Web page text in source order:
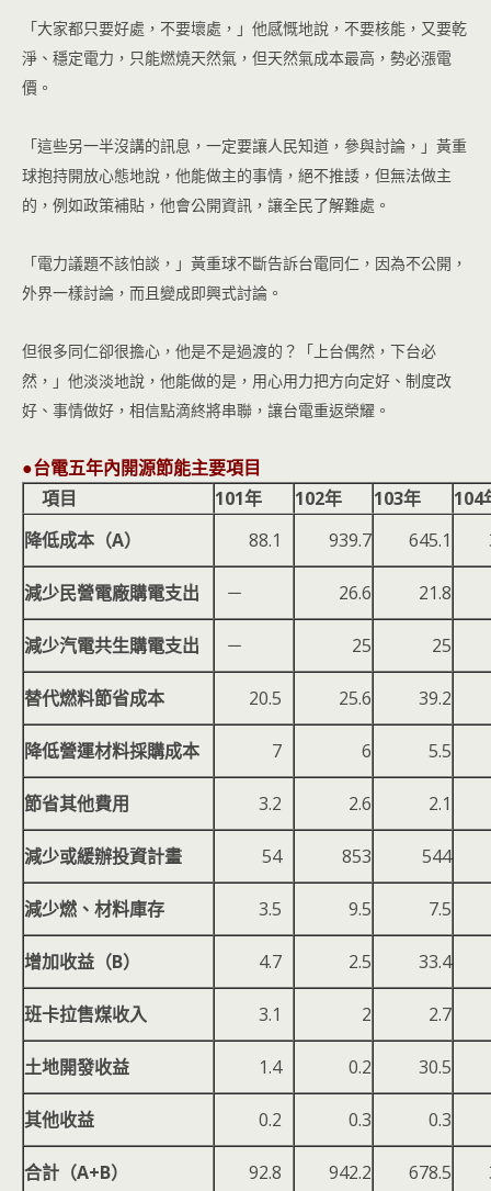
「大家都只要好處，不要壞處，」他感慨地說，不要核能，又要乾
淨、穩定電力，只能燃燒天然氣，但天然氣成本最高，勢必漲電
價。
「這些另一半沒講的訊息，一定要讓人民知道，參與討論，」黃重
球抱持開放心態地說，他能做主的事情，絕不推諉，但無法做主
的，例如政策補貼，他會公開資訊，讓全民了解難處。
「電力議題不該怕談，」黃重球不斷告訴台電同仁，因為不公開，
外界一樣討論，而且變成即興式討論。
但很多同仁卻很擔心，他是不是過渡的？「上台偶然，下台必
然，」他淡淡地說，他能做的是，用心用力把方向定好、制度改
好、事情做好，相信點滴終將串聯，讓台電重返榮耀。
●台電五年內開源節能主要項目
項目
101年 102年 103年
104
降低成本（A）
88.1 939.7 645.1
減少民營電廠購電支出 － 26.6 21.8
減少汽電共生購電支出 － 25 25
替代燃料節省成本 20.5 25.6 39.2
降低營運材料採購成本 7 6 5.5
節省其他費用 3.2 2.6 2.1
減少或緩辦投資計畫 54 853 544
減少燃、材料庫存 3.5 9.5 7.5
增加收益（B） 4.7 2.5 33.4
班卡拉售煤收入 3.1 2 2.7
土地開發收益 1.4 0.2 30.5
其他收益 0.2 0.3 0.3
合計（A+B） 92.8 942.2 678.5